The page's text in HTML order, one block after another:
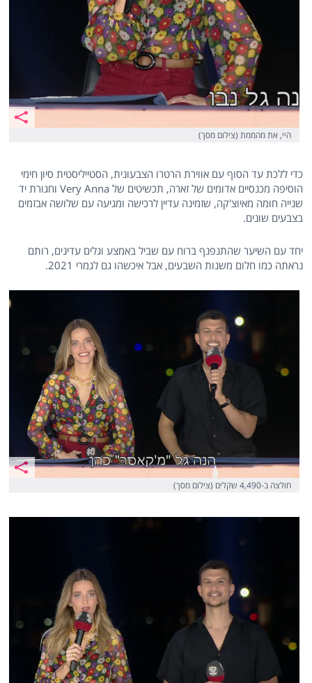
היי, את מהממת (צילום מסך)
כדי ללכת עד הסוף עם אווירת הרטרו הצבעונית, הסטייליסטית סיון חימי
הוסיפה מכנסיים אדומים של זארה, תכשיטים של Very Anna וחגורת יד
שנייה חומה מאיוצ'קה, שזמינה עדיין לרכישה ומגיעה עם שלושה אבזמים
בצבעים שונים.
יחד עם השיער שהתנפנף ברוח עם שביל באמצע וגלים עדינים, רותם
נראתה כמו חלום משנות השבעים, אבל איכשהו גם לגמרי 2021.
חולצה ב-4,490 שקלים (צילום מסך)